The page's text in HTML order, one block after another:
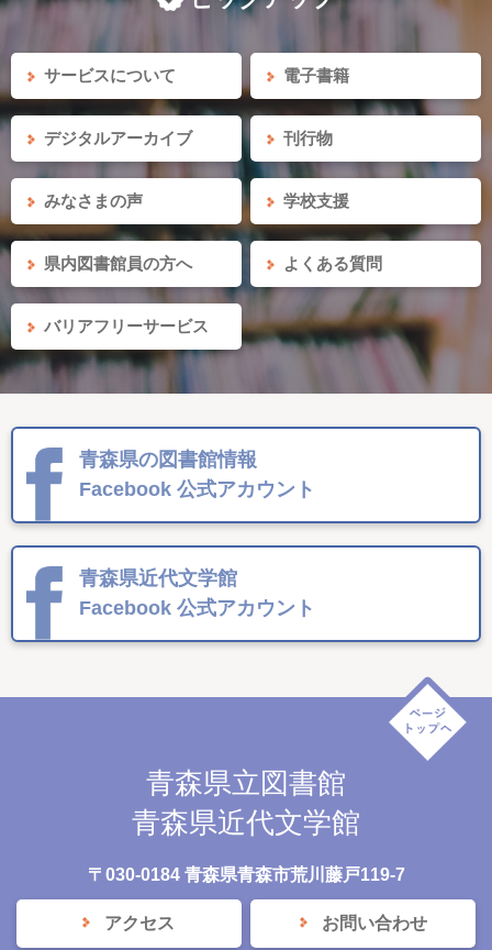
サービスについて 電子書籍
デジタルアーカイブ 刊行物
みなさまの声 学校支援
県内図書館員の方へ よくある質問
バリアフリーサービス
青森県の図書館情報
Facebook 公式アカウント
青森県近代文学館
Facebook 公式アカウント
青森県立図書館
青森県近代文学館
〒030-0184 青森県青森市荒川藤戸119-7
アクセス お問い合わせ